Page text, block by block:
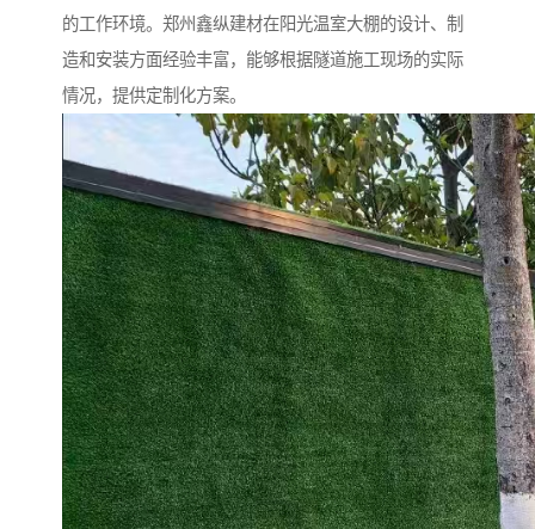
的工作环境。郑州鑫纵建材在阳光温室大棚的设计、制
造和安装方面经验丰富，能够根据隧道施工现场的实际
情况，提供定制化方案。